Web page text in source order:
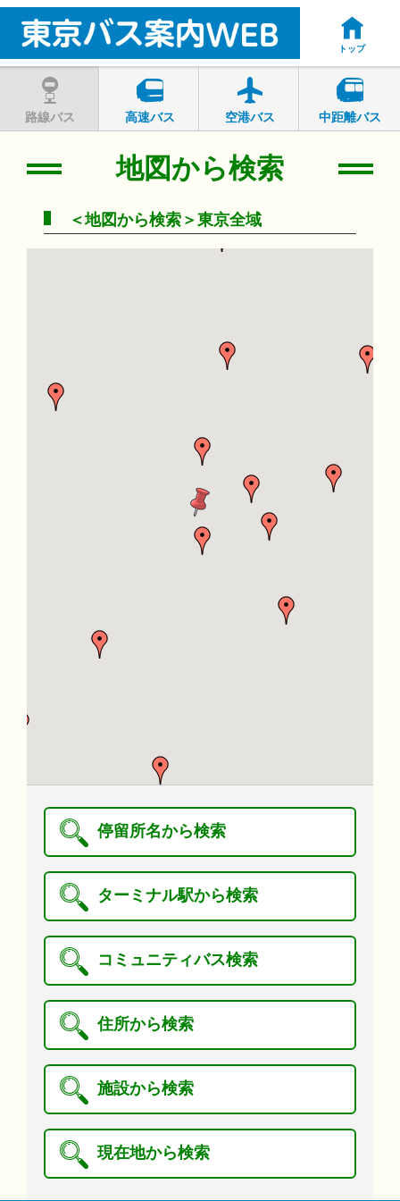
トップ
路線バス 高速バス 空港バス 中距離バス
地図から検索
＜地図から検索＞東京全域
停留所名から検索
ターミナル駅から検索
コミュニティバス検索
住所から検索
施設から検索
現在地から検索